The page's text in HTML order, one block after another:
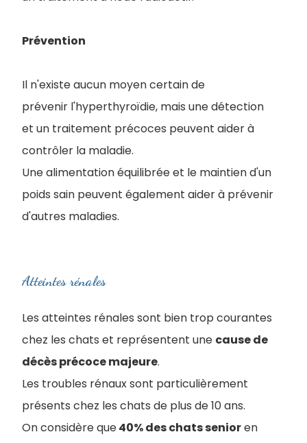
Prévention
Il n'existe aucun moyen certain de
prévenir l'hyperthyroïdie, mais une détection
et un traitement précoces peuvent aider à
contrôler la maladie.
Une alimentation équilibrée et le maintien d'un
poids sain peuvent également aider à prévenir
d'autres maladies.
Atteintes rénales
Les atteintes rénales sont bien trop courantes
chez les chats et représentent une cause de
décès précoce majeure.
Les troubles rénaux sont particulièrement
présents chez les chats de plus de 10 ans.
On considère que40% des chats senioren